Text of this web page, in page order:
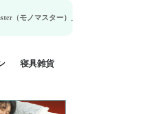
の疲労回復・睡眠の向上特集に当社のリ
テンのサイズ
テン
シアーカーテン
ィズニーカーテ
ムーミンカーテ
ピーナツカー
スヌーピ
寝具雑貨
美容・化粧品
シルク寝具・雑貨
HURONテクノロジー リ
カバリー寝具
ソファカバー
ひざ掛け
パジャマ
クッション
玄関・フロアーマット
ペット用ベッド
インテリア
その他寝具雑貨